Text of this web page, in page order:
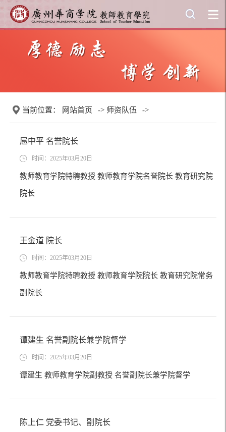
当前位置： 网站首页 -> 师资队伍 ->
扈中平 名誉院长
时间：2025年03月20日
教师教育学院特聘教授 教师教育学院名誉院长 教育研究院
院长
王金道 院长
时间：2025年03月20日
教师教育学院特聘教授 教师教育学院院长 教育研究院常务
副院长
谭建生 名誉副院长兼学院督学
时间：2025年03月20日
谭建生 教师教育学院副教授 名誉副院长兼学院督学
陈上仁 党委书记、副院长